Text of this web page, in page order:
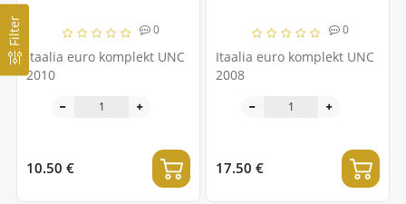
Filter 0
Itaalia euro komplekt UNC
2010
10.50 €
0
Itaalia euro komplekt UNC
2008
17.50 €